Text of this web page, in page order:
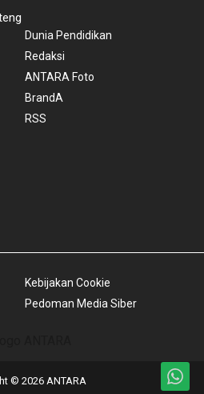
Dunia Pendidikan
Redaksi
ANTARA Foto
BrandA
RSS
Kebijakan Cookie
Pedoman Media Siber
© 2026 ANTARA